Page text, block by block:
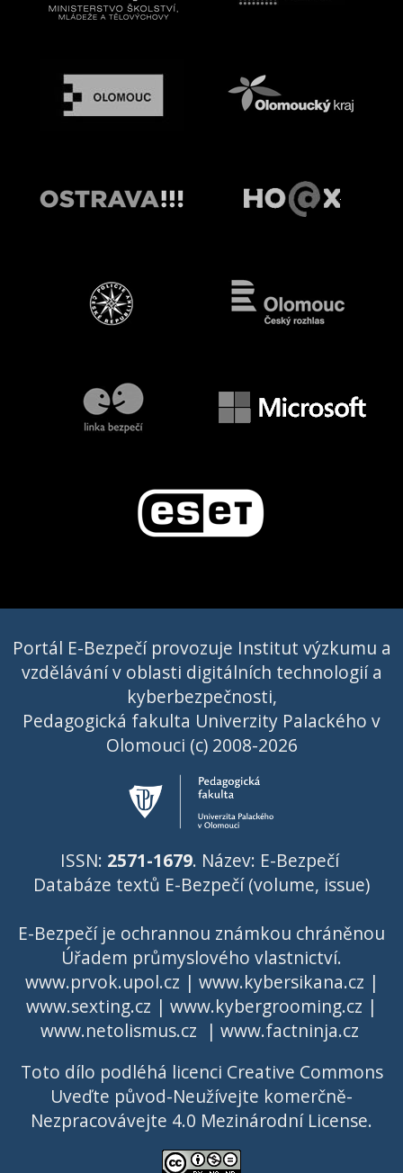
Portál E-Bezpečí provozuje Institut výzkumu a
vzdělávání v oblasti digitálních technologií a
kyberbezpečnosti,
Pedagogická fakulta Univerzity Palackého v
Olomouci (c) 2008-2026
ISSN: 2571-1679. Název: E-Bezpečí
Databáze textů E-Bezpečí (volume, issue)
E-Bezpečí je ochrannou známkou chráněnou
Úřadem průmyslového vlastnictví.
www.prvok.upol.cz | www.kybersikana.cz |
www.sexting.cz | www.kybergrooming.cz |
www.netolismus.cz | www.factninja.cz
Toto dílo podléhá licenci Creative Commons
Uveďte původ-Neužívejte komerčně-
Nezpracovávejte 4.0 Mezinárodní License.